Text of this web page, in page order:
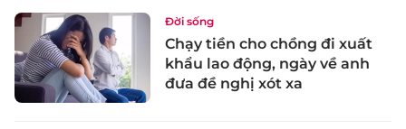
Đời sống
Chạy tiền cho chồng đi xuất
khẩu lao động, ngày về anh
đưa đề nghị xót xa